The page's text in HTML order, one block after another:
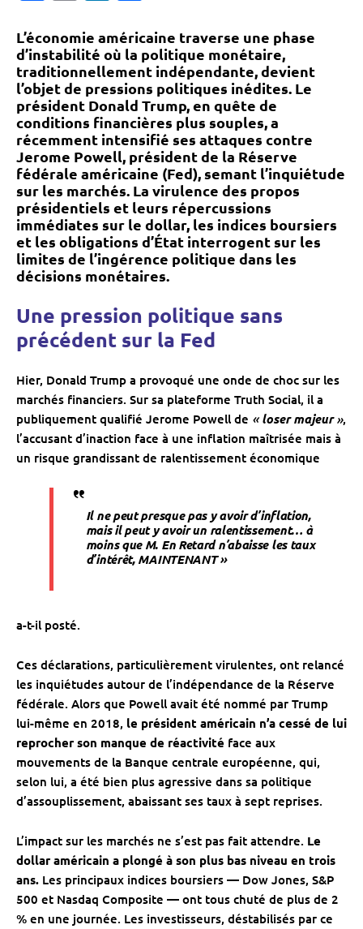
L’économie américaine traverse une phase
d’instabilité où la politique monétaire,
traditionnellement indépendante, devient
l’objet de pressions politiques inédites. Le
président Donald Trump, en quête de
conditions financières plus souples, a
récemment intensifié ses attaques contre
Jerome Powell, président de la Réserve
fédérale américaine (Fed), semant l’inquiétude
sur les marchés. La virulence des propos
présidentiels et leurs répercussions
immédiates sur le dollar, les indices boursiers
et les obligations d’État interrogent sur les
limites de l’ingérence politique dans les
décisions monétaires.
Une pression politique sans
précédent sur la Fed
Hier, Donald Trump a provoqué une onde de choc sur les
marchés financiers. Sur sa plateforme Truth Social, il a
publiquement qualifié Jerome Powell de « loser majeur»,
l’accusant d’inaction face à une inflation maîtrisée mais à
un risque grandissant de ralentissement économique
Il ne peut presque pas y avoir d’inflation,
mais il peut y avoir un ralentissement… à
moins que M. En Retard n’abaisse les taux
d’intérêt, MAINTENANT »
a-t-il posté.
Ces déclarations, particulièrement virulentes, ont relancé
les inquiétudes autour de l’indépendance de la Réserve
fédérale. Alors que Powell avait été nommé par Trump
lui-même en 2018, le président américain n’a cessé de lui
reprocher son manque de réactivité face aux
mouvements de la Banque centrale européenne, qui,
selon lui, a été bien plus agressive dans sa politique
d’assouplissement, abaissant ses taux à sept reprises.
L’impact sur les marchés ne s’est pas fait attendre. Le
dollar américain a plongé à son plus bas niveau en trois
ans. Les principaux indices boursiers — Dow Jones, S&P
500 et Nasdaq Composite — ont tous chuté de plus de 2
% en une journée. Les investisseurs, déstabilisés par ce